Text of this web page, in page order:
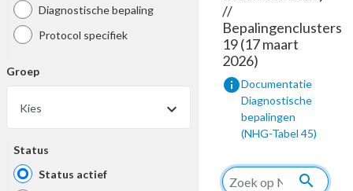
Diagnostische bepaling
Protocol specifiek
Groep
Kies
Status
Status actief
//
Bepalingenclusters
19 (17 maart
2026)
infoDocumentatie
Diagnostische
bepalingen
(NHG-Tabel 45)
search